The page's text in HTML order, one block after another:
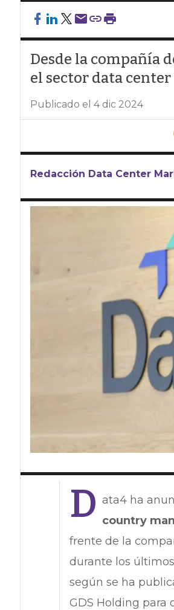
Desde la compañía
el sector data center
Publicado el 4 dic 2024
Redacción Data Center
D ata4 ha
country
frente de la
durante los
según se ha
GDS Holding para